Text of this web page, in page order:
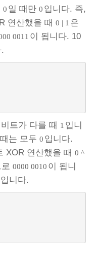
0 일 때만 0 입니다. 즉,
연산했을 때 0 | 1 은
0011 이 됩니다. 10
트가 다를 때 1 입니
는 모두 0 입니다.
XOR 연산했을 때 0 ^
0000 0010 이 됩니
입니다.